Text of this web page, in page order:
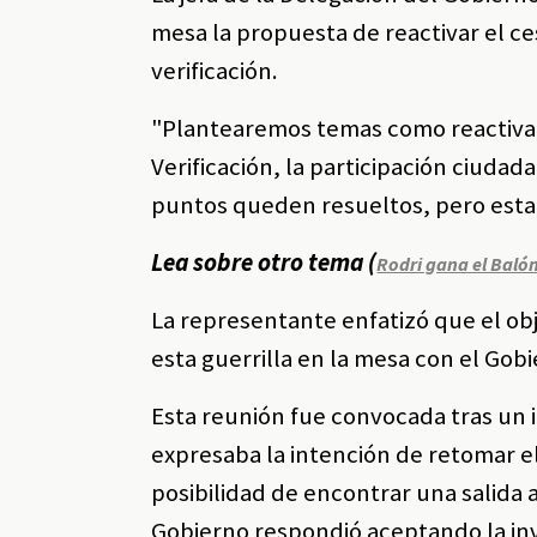
mesa la propuesta de reactivar el
verificación.
"Plantearemos temas como
Verificación, la participación
puntos queden resueltos, pero
Lea sobre otro tema (Rodri gana el
La representante enfatizó que el
esta guerrilla en la mesa con el
Esta reunión fue convocada tras
expresaba la intención de retomar
posibilidad de encontrar una salida